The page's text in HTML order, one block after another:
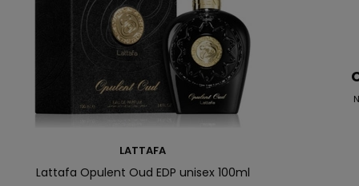
LATTAFA
Lattafa Opulent Oud EDP unisex 100ml